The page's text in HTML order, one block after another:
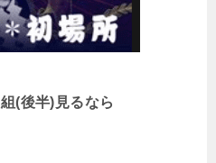
(後半)見るなら